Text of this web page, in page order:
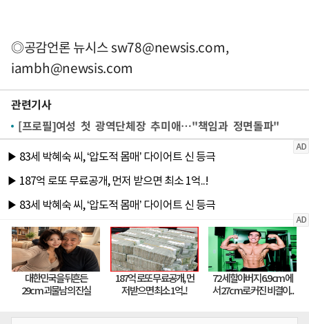
◎공감언론 뉴시스sw78@newsis.com,
iambh@newsis.com
관련기사
[프로필]여성 첫 광역단체장 추미애…"책임과 정면돌파"